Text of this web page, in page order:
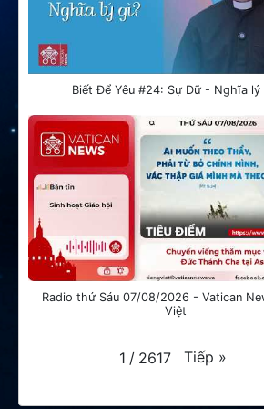
Biết Để Yêu #24: Sự Dữ - Nghĩa lý
Radio thứ Sáu 07/08/2026 - Vatican
Việt
1 / 2617 Tiếp »